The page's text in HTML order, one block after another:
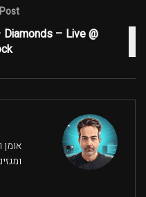
Diamonds – Live @
אומן